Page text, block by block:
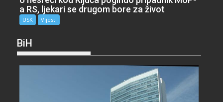
a RS, ljekari se drugom bore za život
USK Vijesti
BiH